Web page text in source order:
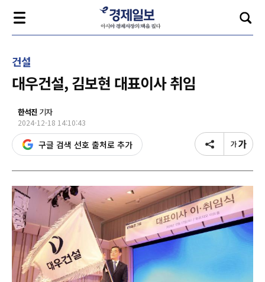
건설
대우건설, 김보현 대표이사 취임
한석진 기자
2024-12-18 14:10:43
구글 검색 선호 출처로 추가